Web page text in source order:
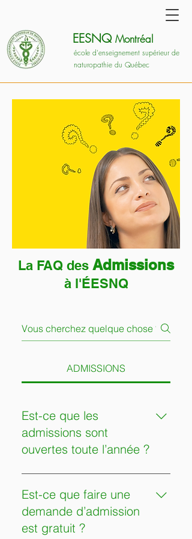
école d'enseignement supérieur de
naturopathie du Québec
EESNQ Montréal
La FAQ des Admissions
à l'ÉESNQ
ADMISSIONS
Est-ce que les
admissions sont
ouvertes toute l’année ?
Oui. Les demandes d’admission
peuvent être faites en tout temps
durant l’année. Il n’y a pas de
concours d’entrée ni de période
unique d’admission. Il n’y a pas
Est-ce que faire une
demande d’admission
est gratuit ?